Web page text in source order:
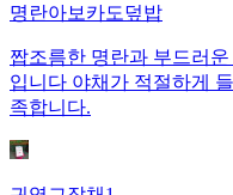
명란아보카도덮밥
짭조름한 명란과 부드러
입니다 야채가 적절하게
족합니다.